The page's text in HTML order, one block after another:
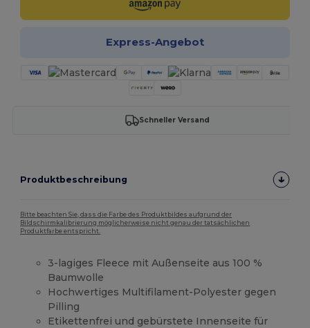
Express-Angebot
Schneller Versand
Produktbeschreibung
Bitte beachten Sie, dass die Farbe des Produktbildes aufgrund der
Bildschirmkalibrierung möglicherweise nicht genau der tatsächlichen
Produktfarbe entspricht.
3-lagiges Fleece mit Außenseite aus 100 %
Baumwolle
Hochwertiges Multifilament-Polyester gegen
Pilling
Etikettenfrei und gebürstete Innenseite für